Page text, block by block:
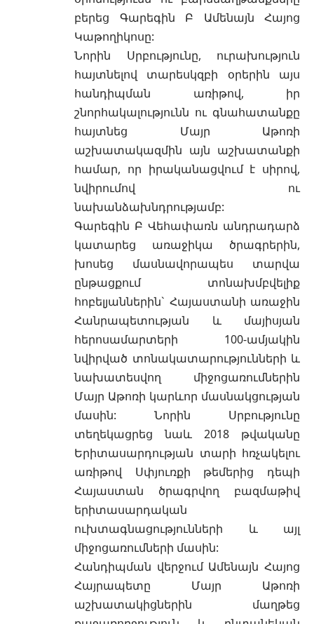
բերեց Գարեգին Բ Ամենայն Հայոց
Կաթողիկոսը:
Նորին Սրբությունը, ուրախություն
հայտնելով տարեսկզբի օրերին այս
հանդիպման առիթով, իր
շնորհակալությունն ու գնահատանքը
հայտնեց Մայր Աթոռի
աշխատակազմին այն աշխատանքի
համար, որ իրականացվում է սիրով,
նվիրումով ու
նախանձախնդրությամբ:
Գարեգին Բ Վեհափառն անդրադարձ
կատարեց առաջիկա ծրագրերին,
խոսեց մասնավորապես տարվա
ընթացքում տոնախմբվելիք
հոբելյաններին` Հայաստանի առաջին
Հանրապետության և մայիսյան
հերոսամարտերի 100-ամյակին
նվիրված տոնակատարությունների և
նախատեսվող միջոցառումներին
Մայր Աթոռի կարևոր մասնակցության
մասին: Նորին Սրբությունը
տեղեկացրեց նաև 2018 թվականը
Երիտասարդության տարի հռչակելու
առիթով Սփյուռքի թեմերից դեպի
Հայաստան ծրագրվող բազմաթիվ
երիտասարդական
ուխտագնացությունների և այլ
միջոցառումների մասին:
Հանդիպման վերջում Ամենայն Հայոց
Հայրապետը Մայր Աթոռի
աշխատակիցներին մաղթեց